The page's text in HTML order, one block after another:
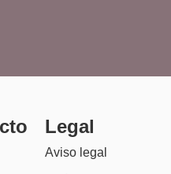
Legal
Aviso legal